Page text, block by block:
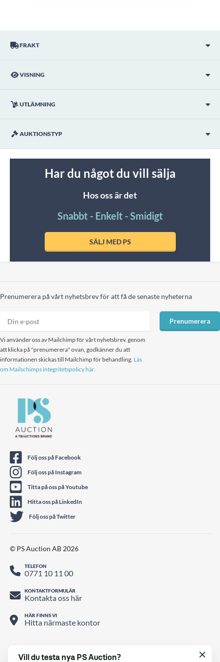
FRAKT
VISNING
UTLÄMNING
AUKTIONSTYP
Har du något du vill sälja
Hos oss är det
Snabbt - Enkelt - Smidigt
SÄLJ MED PS
Prenumerera på vårt nyhetsbrev för att få de senaste nyheterna
Vi använder oss av Mailchimp för vårt nyhetsbrev. genom
att klicka på "prenumerera" ovan, godkänner du att
informationen skickas till Mailchimp för behandling. Läs
om Mailschimps integritetspolicy här.
Prenumerera
Vill du testa nya PS Auction?
Följ oss på Facebook
Följ oss på Instagram
Titta på oss på Youtube
Hitta oss på LinkedIn
Följ oss på Twitter
© PS Auction AB 2026
TELEFON
0771 10 11 00
KONTAKTFORMULÄR
Kontakta oss här
HÄR FINNS VI
Hitta närmaste kontor